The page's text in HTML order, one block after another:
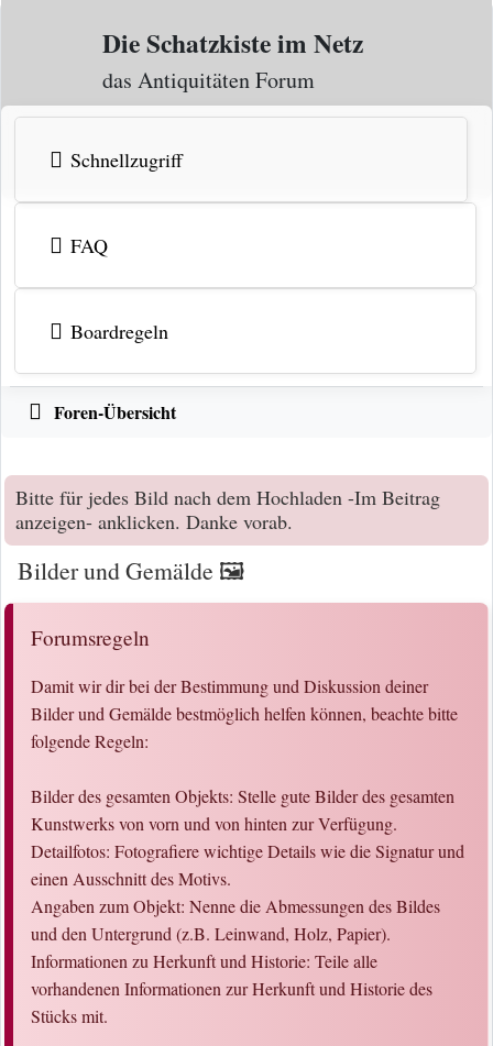
Zum Inhalt
Die Schatzkiste im Netz
das Antiquitäten Forum
Schnellzugriff
FAQ
Boardregeln
Foren-Übersicht
Bitte für jedes Bild nach dem Hochladen -Im Beitrag
anzeigen- anklicken. Danke vorab.
Bilder und Gemälde 🖼️
Forumsregeln
Damit wir dir bei der Bestimmung und Diskussion deiner
Bilder und Gemälde bestmöglich helfen können, beachte bitte
folgende Regeln:
Bilder des gesamten Objekts: Stelle gute Bilder des gesamten
Kunstwerks von vorn und von hinten zur Verfügung.
Detailfotos: Fotografiere wichtige Details wie die Signatur und
einen Ausschnitt des Motivs.
Angaben zum Objekt: Nenne die Abmessungen des Bildes
und den Untergrund (z.B. Leinwand, Holz, Papier).
Informationen zu Herkunft und Historie: Teile alle
vorhandenen Informationen zur Herkunft und Historie des
Stücks mit.